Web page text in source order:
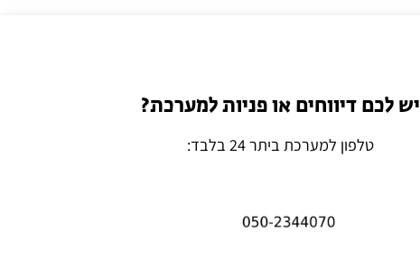
יש לכם דיווחים או פניות למערכת?
טלפון למערכת ביתר 24 בלבד: